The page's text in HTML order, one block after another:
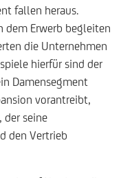
fallen heraus.
dem Erwerb begleiten
die Unternehmen
hierfür sind der
Damensegment
vorantreibt,
der seine
den Vertrieb